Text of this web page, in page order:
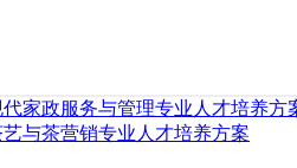
家政服务与管理专业人才培养方
与茶营销专业人才培养方案